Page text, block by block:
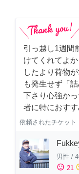
引っ越し1週間
けてくれてよ
したより荷物
も発生せず「
下さり心強か
者に特におす
依頼されたチケット
男性 /
sentiment_satisfied 21